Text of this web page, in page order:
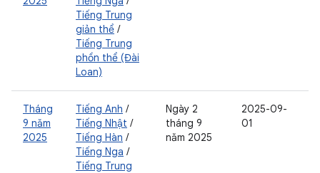
Tiếng Trung
giản thể /
Tiếng Trung
phồn thể (Đài
Loan)
Tháng
9 năm
2025
Tiếng Anh /
Tiếng Nhật /
Tiếng Hàn /
Tiếng Nga /
Tiếng Trung
Ngày 2
tháng 9
năm 2025
2025-09-
01